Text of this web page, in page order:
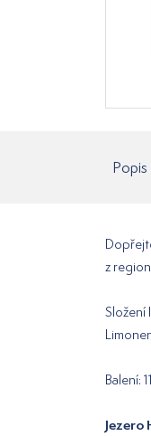
z
Složení
Balení:
Jezero